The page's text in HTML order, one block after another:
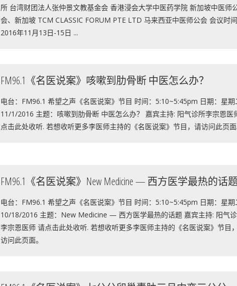
所 台湾财团法人张仲景文教基金会 香港浸会大学中医药学院 新加坡中医师
会、新加坡 TCM CLASSIC FORUM PTE LTD 马来西亚中医师公会 会议时间
2016年11月13日-15日 ...
FM96.1《名医说案》咳嗽到肋骨断 中医怎么办？
电台：FM96.1 希望之声《名医说案》节目 时间：5:10~5:45pm 日期：星期
11/1/2016 主题：咳嗽到肋骨断 中医怎么办？ 嘉宾主持: 阳气诊所李宗恩医
点击此处收听. 若想收听更多李医师主持的《名医说案》节目，请访问此页面
FM96.1《名医说案》New Medicine — 西方医学最热的话题
电台：FM96.1 希望之声《名医说案》节目 时间：5:10~5:45pm 日期：星期
10/18/2016 主题：New Medicine — 西方医学最热的话题 嘉宾主持: 阳气
李宗恩医师 请点击此处收听. 若想收听更多李医师主持的《名医说案》节目
访问此页面。